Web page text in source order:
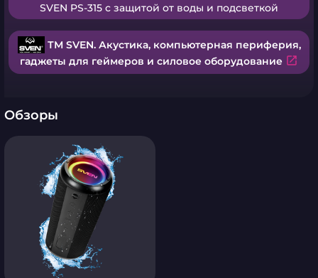
SVEN PS-315 с защитой от воды и подсветкой
ТМ SVEN. Акустика, компьютерная периферия,
гаджеты для геймеров и силовое оборудование open_in_new
Обзоры